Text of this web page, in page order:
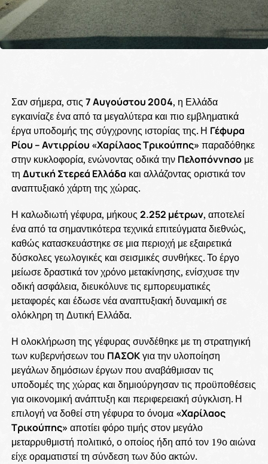
Σαν σήμερα, στις 7 Αυγούστου 2004, η Ελλάδα
εγκαινίαζε ένα από τα μεγαλύτερα και πιο εμβληματικά
έργα υποδομής της σύγχρονης ιστορίας της. Η Γέφυρα
Ρίου – Αντιρρίου «Χαρίλαος Τρικούπης» παραδόθηκε
στην κυκλοφορία, ενώνοντας οδικά την Πελοπόννησομε
τη Δυτική Στερεά Ελλάδα και αλλάζοντας οριστικά τον
αναπτυξιακό χάρτη της χώρας.
Η καλωδιωτή γέφυρα, μήκους 2.252 μέτρων, αποτελεί
ένα από τα σημαντικότερα τεχνικά επιτεύγματα διεθνώς,
καθώς κατασκευάστηκε σε μια περιοχή με εξαιρετικά
δύσκολες γεωλογικές και σεισμικές συνθήκες. Το έργο
μείωσε δραστικά τον χρόνο μετακίνησης, ενίσχυσε την
οδική ασφάλεια, διευκόλυνε τις εμπορευματικές
μεταφορές και έδωσε νέα αναπτυξιακή δυναμική σε
ολόκληρη τη Δυτική Ελλάδα.
Η ολοκλήρωση της γέφυρας συνδέθηκε με τη στρατηγική
των κυβερνήσεων του ΠΑΣΟΚγια την υλοποίηση
μεγάλων δημόσιων έργων που αναβάθμισαν τις
υποδομές της χώρας και δημιούργησαν τις προϋποθέσεις
για οικονομική ανάπτυξη και περιφερειακή σύγκλιση. Η
επιλογή να δοθεί στη γέφυρα το όνομα «Χαρίλαος
Τρικούπης» αποτίει φόρο τιμής στον μεγάλο
μεταρρυθμιστή πολιτικό, ο οποίος ήδη από τον 19ο αιώνα
είχε οραματιστεί τη σύνδεση των δύο ακτών.